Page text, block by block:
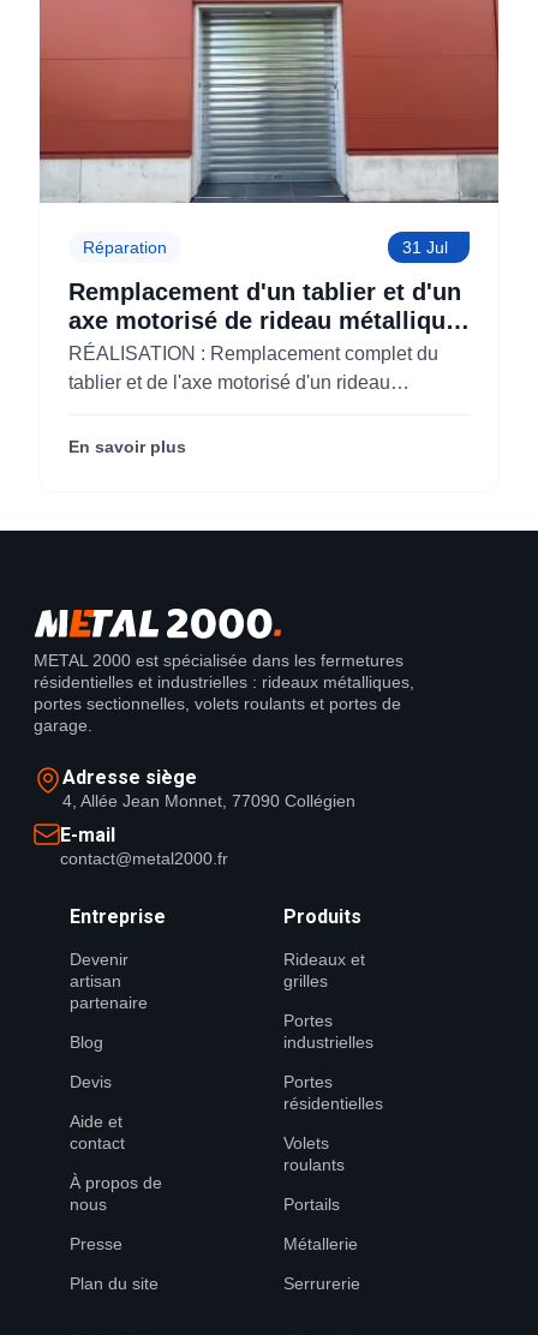
Réparation 31 Jul
Remplacement d'un tablier et d'un
axe motorisé de rideau métallique
pour M'CHADAL (Optical Center)
(95)
RÉALISATION : Remplacement complet du
tablier et de l'axe motorisé d'un rideau
Center) (95290).
En savoir plus
METAL 2000 est spécialisée dans les fermetures
résidentielles et industrielles : rideaux métalliques,
portes sectionnelles, volets roulants et portes de
garage.
Adresse siège
4, Allée Jean Monnet, 77090 Collégien
E-mail
contact@metal2000.fr
Entreprise
Devenir
artisan
partenaire
Blog
Devis
Aide et
contact
À propos de
nous
Presse
Plan du site
Produits
Rideaux et
grilles
Portes
industrielles
Portes
résidentielles
Volets
roulants
Portails
Métallerie
Serrurerie